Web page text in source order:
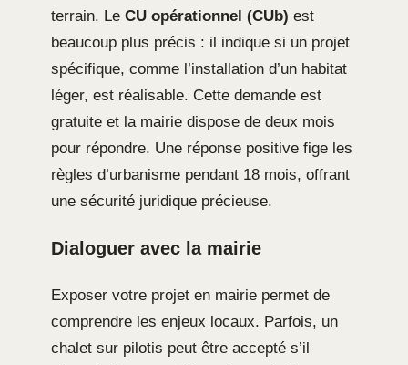
terrain. Le CU opérationnel (CUb) est
beaucoup plus précis : il indique si un projet
spécifique, comme l’installation d’un habitat
léger, est réalisable. Cette demande est
gratuite et la mairie dispose de deux mois
pour répondre. Une réponse positive fige les
règles d’urbanisme pendant 18 mois, offrant
une sécurité juridique précieuse.
Dialoguer avec la mairie
Exposer votre projet en mairie permet de
comprendre les enjeux locaux. Parfois, un
chalet sur pilotis peut être accepté s’il